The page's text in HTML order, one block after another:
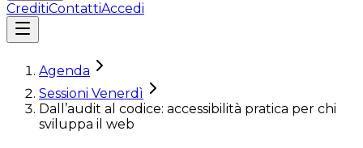
CreditiContattiAccedi
Agenda
Sessioni Venerdì
Dall’audit al codice: accessibilità pratica per chi
sviluppa il web